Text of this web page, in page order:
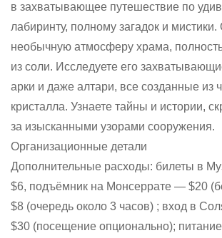
в захватывающее путешествие по
лабиринту, полному загадок и
необычную атмосферу храма,
из соли. Исследуете его
арки и даже алтари, все созданные из
кристалла. Узнаете тайны и истории,
за изысканными узорами сооружения.
Организационные детали
Дополнительные расходы: билеты в
$6, подъёмник на Монсеррате — $20
$8 (очередь около 3 часов) ; вход в
$30 (посещение опционально);